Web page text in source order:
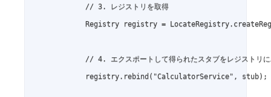
            // 3. レジストリを取得
Registry registry =
// 4. エクスポートして得られたスタブをレジストリに
            registry.rebind("CalculatorService", stub);